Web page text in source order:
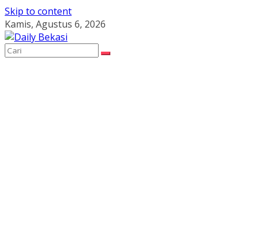
Skip to content
Kamis, Agustus 6, 2026